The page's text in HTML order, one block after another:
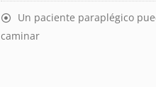
Un paciente paraplégico
caminar